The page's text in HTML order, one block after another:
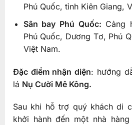
Phú Quốc, tỉnh Kiên Giang,
Sân bay Phú Quốc: Cảng
Phú Quốc, Dương Tơ, Phú
Việt Nam.
Đặc điểm nhận diện: hướng
lá Nụ Cười Mê Kông.
Sau khi hỗ trợ quý khách di
khởi hành đến một nhà